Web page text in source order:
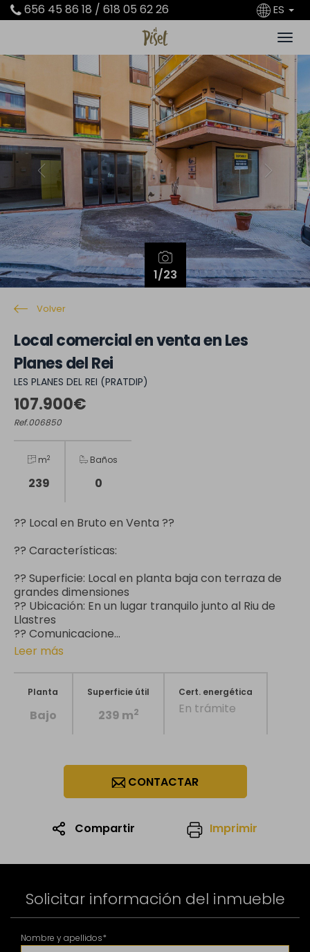
656 45 86 18 / 618 05 62 26 ES
1/23
Previous Next
Volver
Local comercial en venta en Les
Planes del Rei
LES PLANES DEL REI (PRATDIP)
107.900€
Ref.006850
m2
239
Baños
0
?? Local en Bruto en Venta ??
?? Características:
?? Superficie: Local en planta baja con terraza de
grandes dimensiones
?? Ubicación: En un lugar tranquilo junto al Riu de
Llastres
?? Comunicacione...
Leer más
Planta
Bajo
Superficie útil
239 m2
Cert. energética
En trámite
CONTACTAR
Compartir Imprimir
Solicitar información del inmueble
Nombre y apellidos*